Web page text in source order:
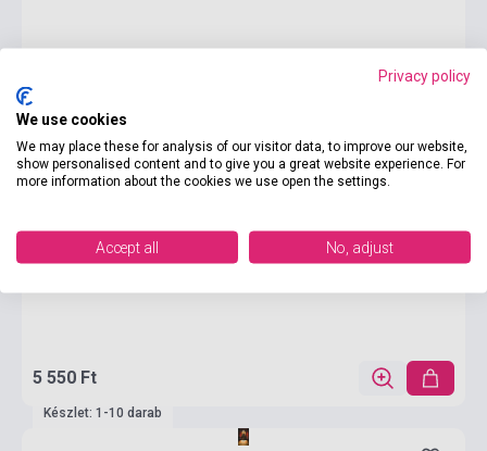
5 550 Ft
Készlet: 1-10 darab
Privacy policy
We use cookies
We may place these for analysis of our visitor data, to improve our website,
show personalised content and to give you a great website experience. For
more information about the cookies we use open the settings.
Accept all No, adjust